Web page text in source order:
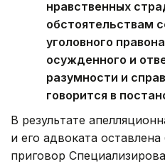
нравственных
обстоятельствам
уголовного
осужденного и
разумности и
говорится в
В результате
и его адвоката
приговор